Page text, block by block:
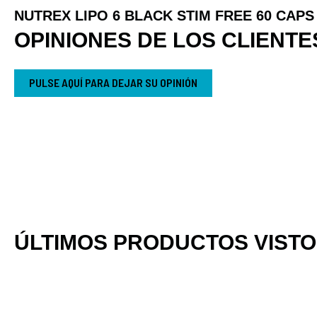
NUTREX LIPO 6 BLACK STIM FREE 60 CAPS
OPINIONES DE LOS
PULSE AQUÍ PARA DEJAR SU OPINIÓN
ÚLTIMOS PRODUCTOS